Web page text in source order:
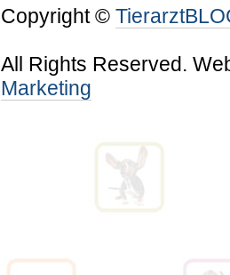
Copyright ©
All Rights Reserved.
Marketing